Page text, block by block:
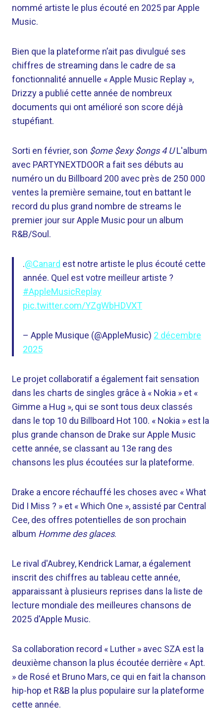
nommé artiste le plus écouté en 2025 par Apple
Music.
Bien que la plateforme n’ait pas divulgué ses
chiffres de streaming dans le cadre de sa
fonctionnalité annuelle « Apple Music Replay »,
Drizzy a publié cette année de nombreux
documents qui ont amélioré son score déjà
stupéfiant.
Sorti en février, son $ome $exy $ongs 4 UL'album
avec PARTYNEXTDOOR a fait ses débuts au
numéro un du Billboard 200 avec près de 250 000
ventes la première semaine, tout en battant le
record du plus grand nombre de streams le
premier jour sur Apple Music pour un album
R&B/Soul.
.@Canard est notre artiste le plus écouté cette
année. Quel est votre meilleur artiste ?
#AppleMusicReplay
pic.twitter.com/YZgWbHDVXT
– Apple Musique (@AppleMusic) 2 décembre
2025
Le projet collaboratif a également fait sensation
dans les charts de singles grâce à « Nokia » et «
Gimme a Hug », qui se sont tous deux classés
dans le top 10 du Billboard Hot 100. « Nokia » est la
plus grande chanson de Drake sur Apple Music
cette année, se classant au 13e rang des
chansons les plus écoutées sur la plateforme.
Drake a encore réchauffé les choses avec « What
Did I Miss ? » et « Which One », assisté par Central
Cee, des offres potentielles de son prochain
album Homme des glaces.
Le rival d'Aubrey, Kendrick Lamar, a également
inscrit des chiffres au tableau cette année,
apparaissant à plusieurs reprises dans la liste de
lecture mondiale des meilleures chansons de
2025 d'Apple Music.
Sa collaboration record « Luther » avec SZA est la
deuxième chanson la plus écoutée derrière « Apt.
» de Rosé et Bruno Mars, ce qui en fait la chanson
hip-hop et R&B la plus populaire sur la plateforme
cette année.